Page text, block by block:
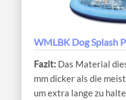
WMLBK Dog Splash
Das Material
mm dicker als die
um extra lange zu